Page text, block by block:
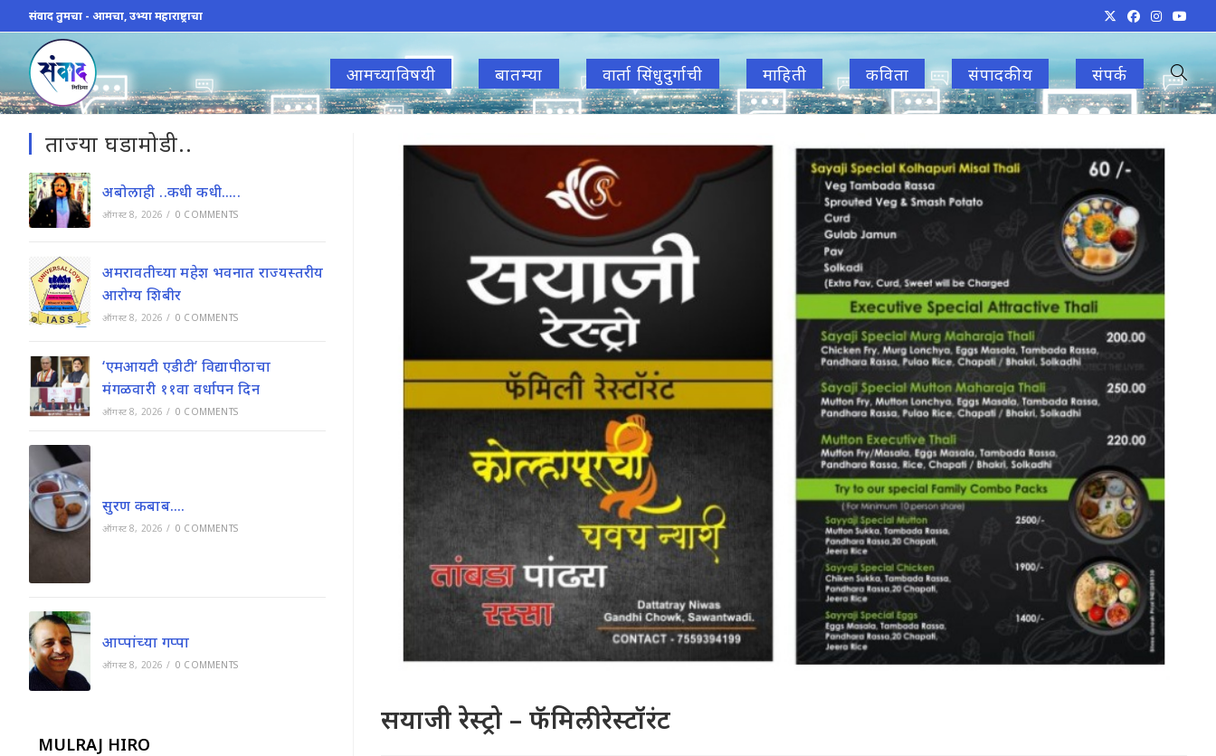
to
content
संवाद तुमचा - आमचा, उभ्या महाराष्ट्राचा
आमच्याविषयी बातम्या वार्ता सिंधुदुर्गाची माहिती कविता संपादकीय संपर्क Toggle
सयाजी रेस्ट्रो – फॅमिली रेस्टॉरंट
ताज्या घडामोडी..
अबोलाही ..कधी कधी…..
ऑगस्ट 8, 2026 / 0 COMMENTS
अमरावतीच्या महेश भवनात राज्यस्तरीय
आरोग्य शिबीर
ऑगस्ट 8, 2026 / 0 COMMENTS
‘एमआयटी एडीटी’ विद्यापीठाचा
मंगळवारी ११वा वर्धापन दिन
ऑगस्ट 8, 2026 / 0 COMMENTS
सुरण कबाब….
ऑगस्ट 8, 2026 / 0 COMMENTS
आप्पांच्या गप्पा
ऑगस्ट 8, 2026 / 0 COMMENTS
MULRAJ HIRO